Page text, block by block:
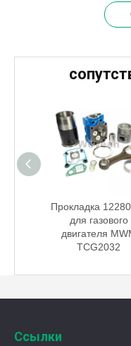
20 марта 2024
В этот полный
Прокладка 12280411
для газового
двигателя MWM
TCG2032
Ссылки